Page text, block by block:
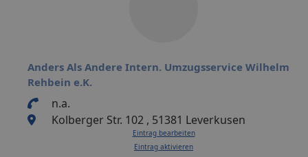
Anders Als Andere Intern. Umzugsservice Wilhelm
Rehbein e.K.
n.a.
Kolberger Str. 102 , 51381 Leverkusen
Eintrag bearbeiten
Eintrag aktivieren